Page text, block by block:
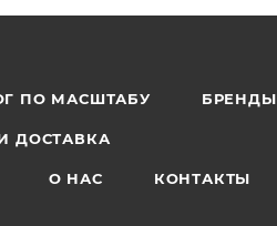
ПО МАСШТАБУ БРЕНДЫ
ДОСТАВКА
О НАС КОНТАКТЫ